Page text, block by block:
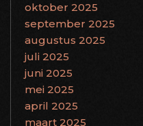
oktober 2025
september 2025
augustus 2025
juli 2025
juni 2025
mei 2025
april 2025
maart 2025